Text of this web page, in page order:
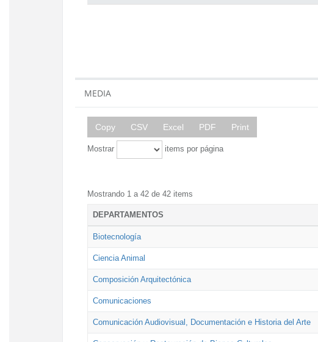
MEDIA
Copy CSV Excel PDF Print
Mostrar items por página
Mostrando 1 a 42 de 42 items
DEPARTAMENTOS
Biotecnología
Ciencia Animal
Composición Arquitectónica
Comunicaciones
Comunicación Audiovisual, Documentación e Historia del Arte